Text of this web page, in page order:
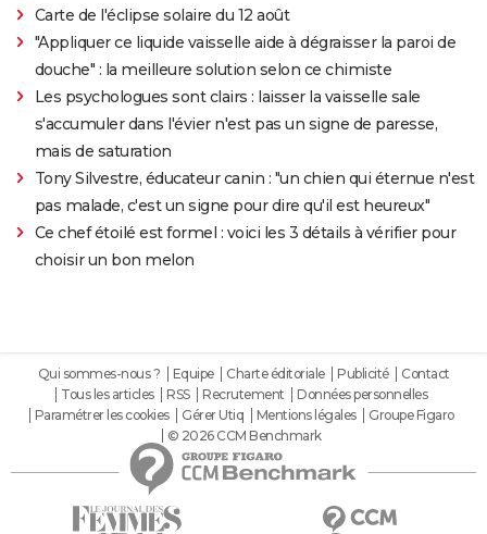
Carte de l'éclipse solaire du 12 août
"Appliquer ce liquide vaisselle aide à dégraisser la paroi de
douche" : la meilleure solution selon ce chimiste
Les psychologues sont clairs : laisser la vaisselle sale
s'accumuler dans l'évier n'est pas un signe de paresse,
mais de saturation
Tony Silvestre, éducateur canin : "un chien qui éternue n'est
pas malade, c'est un signe pour dire qu'il est heureux"
Ce chef étoilé est formel : voici les 3 détails à vérifier pour
choisir un bon melon
Qui sommes-nous ? Equipe Charte éditoriale Publicité
Contact
Tous les articles
RSS Recrutement
Données personnelles
Paramétrer les cookies
Gérer Utiq Mentions légales
Groupe Figaro
© 2026 CCM Benchmark